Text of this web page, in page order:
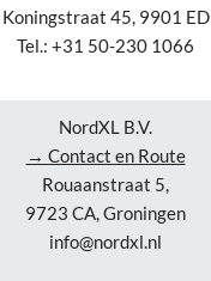
Koningstraat 45, 9901 ED
Tel.: +31 50-230 1066
NordXL B.V.
→ Contact en Route
Rouaanstraat 5,
9723 CA, Groningen
info@nordxl.nl